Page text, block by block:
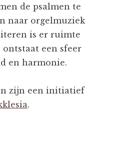
de psalmen te
naar orgelmuziek
is er ruimte
een sfeer
en harmonie.
zijn een initiatief
.